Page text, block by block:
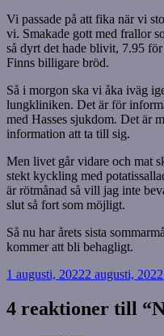
Vi passade på att fika när vi
vi. Smakade gott med frallor
så dyrt det hade blivit, 7.95
Finns billigare bröd.
Så i morgon ska vi åka iväg
lungkliniken. Det är för
med Hasses sjukdom. Det är
information att ta till sig.
Men livet går vidare och mat
stekt kyckling med
är rötmånad så vill jag inte
slut så fort som möjligt.
Så nu har årets sista
kommer att bli behagligt.
Postat
1 augusti, 20222 augusti, 2022
4 reaktioner till